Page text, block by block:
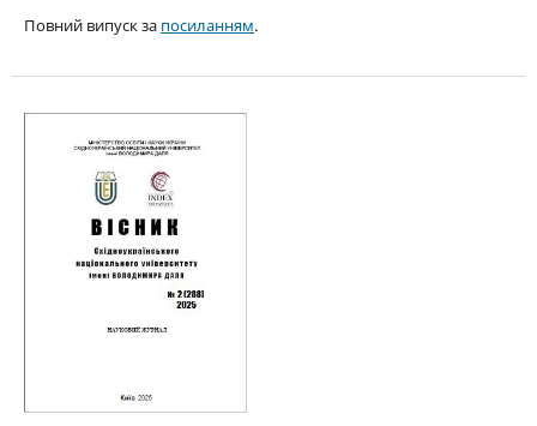
Повний випуск за посиланням.